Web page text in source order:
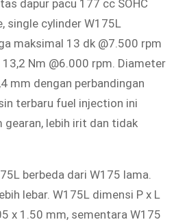
dapur pacu 177 cc SOHC
single cylinder W175L
maksimal 13 dk @7.500 rpm
Nm @6.000 rpm. Diameter
mm dengan perbandingan
terbaru fuel injection ini
gearan, lebih irit dan tidak
berbeda dari W175 lama.
lebar. W175L dimensi P x L
x 1.50 mm, sementara W175